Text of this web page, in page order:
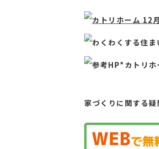
カトリホーム 12
わくわくする住
参考HP*カトリホ
家づくりに関する疑